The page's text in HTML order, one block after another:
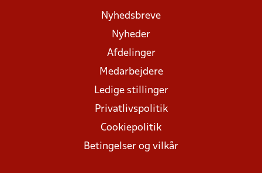
Nyhedsbreve
Nyheder
Afdelinger
Medarbejdere
Ledige stillinger
Privatlivspolitik
Cookiepolitik
Betingelser og vilkår